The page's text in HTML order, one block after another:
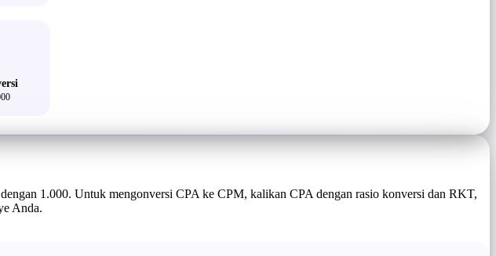
1.000. Untuk mengonversi CPA ke CPM, kalikan CPA dengan rasio konversi dan RKT,
Anda.